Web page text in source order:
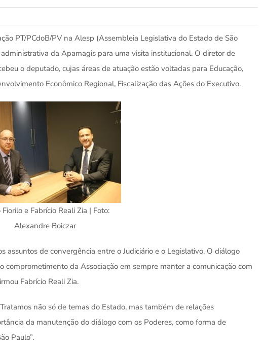
PT/PCdoB/PV na Alesp (Assembleia Legislativa do Estado de São
da Apamagis para uma visita institucional. O diretor de
o deputado, cujas áreas de atuação estão voltadas para Educação,
Econômico Regional, Fiscalização das Ações do Executivo.
Fiorilo e Fabrício Reali Zia | Foto:
Alexandre Boiczar
assuntos de convergência entre o Judiciário e o Legislativo. O diálogo
comprometimento da Associação em sempre manter a comunicação com
Fabrício Reali Zia.
não só de temas do Estado, mas também de relações
da manutenção do diálogo com os Poderes, como forma de
Paulo”.